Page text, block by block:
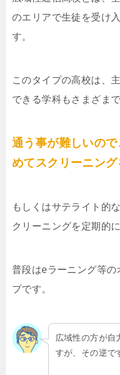
のエリアで生徒を受け
す。
このタイプの高校は、
できる学科もさまざまで
通う事が難しいの
めてスクリーニング
もしくはサテライト的
クリーニングを定期的
普段はeラーニング等の
プです。
広域性の方が
すが、その逆で